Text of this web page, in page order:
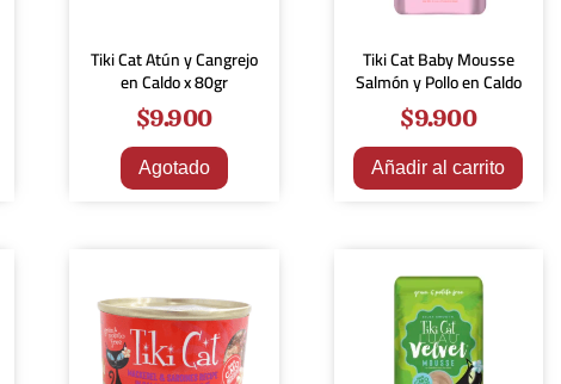
Tiki Cat Atún y Cangrejo
en Caldo x 80gr
$9.900
Agotado
Tiki Cat Baby Mousse
Salmón y Pollo en Caldo
$9.900
Añadir al carrito